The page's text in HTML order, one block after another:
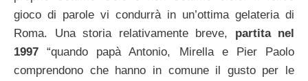
gioco di parole vi condurrà in un’ottima gelateria di
Roma. Una storia relativamente breve, partita nel
1997“quando papà Antonio, Mirella e Pier Paolo
comprendono che hanno in comune il gusto per le